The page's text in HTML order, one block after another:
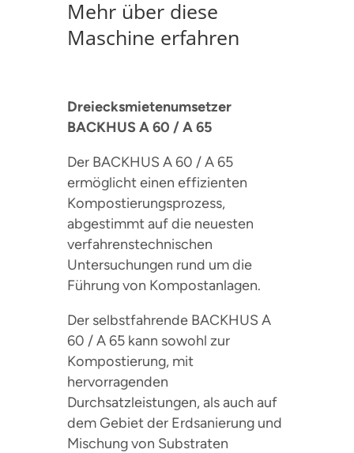
Mehr über diese
Maschine erfahren
Dreiecksmietenumsetzer
BACKHUS A 60 / A 65
Der BACKHUS A 60 / A 65
ermöglicht einen effizienten
Kompostierungsprozess,
abgestimmt auf die neuesten
verfahrenstechnischen
Untersuchungen rund um die
Führung von Kompostanlagen.
Der selbstfahrende BACKHUS A
60 / A 65 kann sowohl zur
Kompostierung, mit
hervorragenden
Durchsatzleistungen, als auch auf
dem Gebiet der Erdsanierung und
Mischung von Substraten